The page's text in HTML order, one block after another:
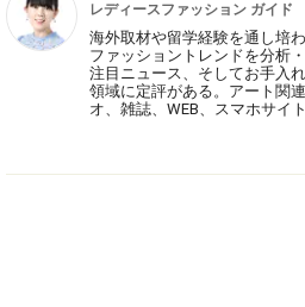
レディースファッション ガイド
海外取材や留学経験を通し培
ファッショントレンドを分析
注目ニュース、そしてお手入
領域に定評がある。アート関
オ、雑誌、WEB、スマホサイ